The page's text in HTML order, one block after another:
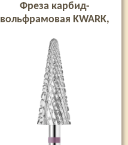
Фреза карбид-
вольфрамовая KWARK,
«Shark Blade», сине-
фиолетовая, 6 мм (EGLV-
6015M-L)